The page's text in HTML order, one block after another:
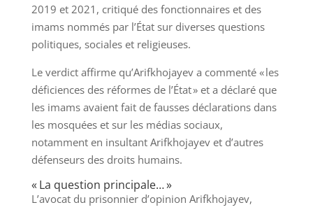
2019 et 2021, critiqué des fonctionnaires et des
imams nommés par l’État sur diverses questions
politiques, sociales et religieuses.
Le verdict affirme qu’Arifkhojayev a commenté « les
déficiences des réformes de l’État » et a déclaré que
les imams avaient fait de fausses déclarations dans
les mosquées et sur les médias sociaux,
notamment en insultant Arifkhojayev et d’autres
défenseurs des droits humains.
« La question principale… »
L’avocat du prisonnier d’opinion Arifkhojayev,